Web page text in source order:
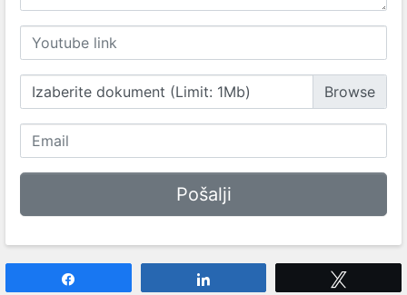
Izaberite dokument (Limit: 1Mb)